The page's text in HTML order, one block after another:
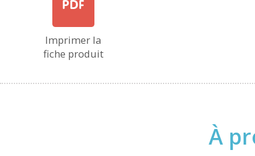
Imprimer la
fiche produit
À